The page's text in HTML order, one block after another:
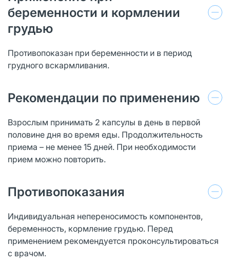
беременности и кормлении
грудью
Противопоказан при беременности и в период
грудного вскармливания.
Рекомендации по применению
Взрослым принимать 2 капсулы в день в первой
половине дня во время еды. Продолжительность
приема – не менее 15 дней. При необходимости
прием можно повторить.
Противопоказания
Индивидуальная непереносимость компонентов,
беременность, кормление грудью. Перед
применением рекомендуется проконсультироваться
с врачом.